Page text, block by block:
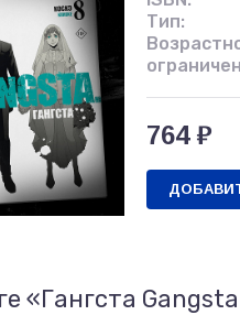
Тип:
764 ₽
«Гангста